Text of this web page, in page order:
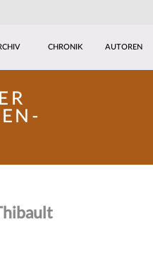
CHRONIK AUTOREN